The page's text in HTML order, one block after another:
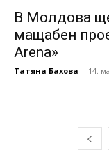
В Молдова
мащабен
Arena»
Татяна Бахова - 14.